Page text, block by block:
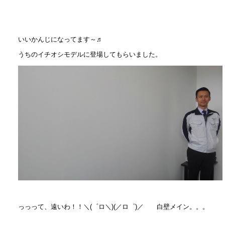
いいかんじになってます～♬
うちのイチオシモデルに登場してもらいました。
っっって、遠いわ！！＼(゜ロ＼)(／ロ゜)／ 白壁メイン。。。